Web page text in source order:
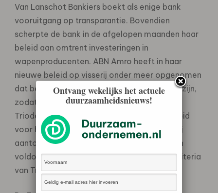
Van Lanschot Bankiers boekt als enige bank
vooruitgang op transparantie. Bovendien
scherpte de bank in de afgelopen maanden haar
beleid aan omtrent investeringen in
wapenproducenten. ABN Amro heeft in haar
nieuwe beleid op visserij onder meer opgenomen
dat bedrijven MSC-gecertificeeerd moeten zijn,
zodat hier een hogere score is toegekend.
Triodos krijgt een hogere score op haar beleid
voor het lenen aan andere banken, omdat zij
aantoonbaar nagaat of financile instellingen
voldoen aan de algemene duurzaamheidscriteria
van Triodos.
Ontvang wekelijks het actuele
duurzaamheidsnieuws!